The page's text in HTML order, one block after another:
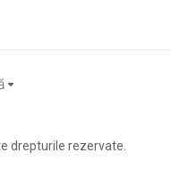
drepturile rezervate.